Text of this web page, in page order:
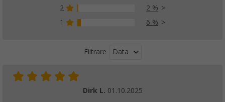
2
2 %
1
6 %
Filtrare Data
Dirk L. 01.10.2025